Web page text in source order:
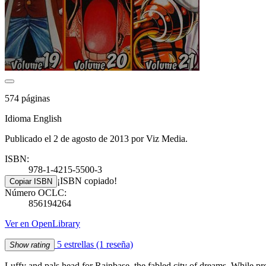
574 páginas
Idioma English
Publicado el 2 de agosto de 2013 por Viz Media.
ISBN:
978-1-4215-5500-3
Copiar ISBN ¡ISBN copiado!
Número OCLC:
856194264
Ver en OpenLibrary
Show rating 5 estrellas (1 reseña)